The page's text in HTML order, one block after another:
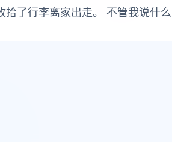
了行李离家出走。 不管我说什么